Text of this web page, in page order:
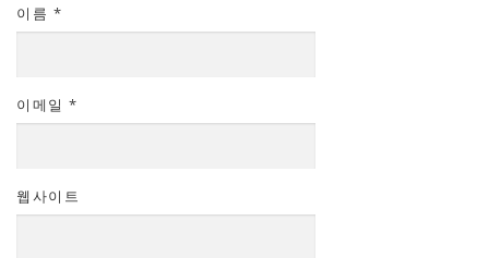
이름 *
이메일 *
웹사이트